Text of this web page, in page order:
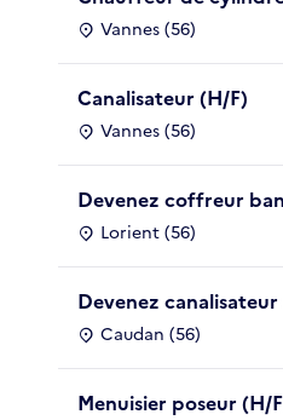
Vannes (56)
Canalisateur (H/F)
Vannes (56)
Devenez coffreur
Lorient (56)
Devenez
Caudan (56)
Menuisier poseur (H/